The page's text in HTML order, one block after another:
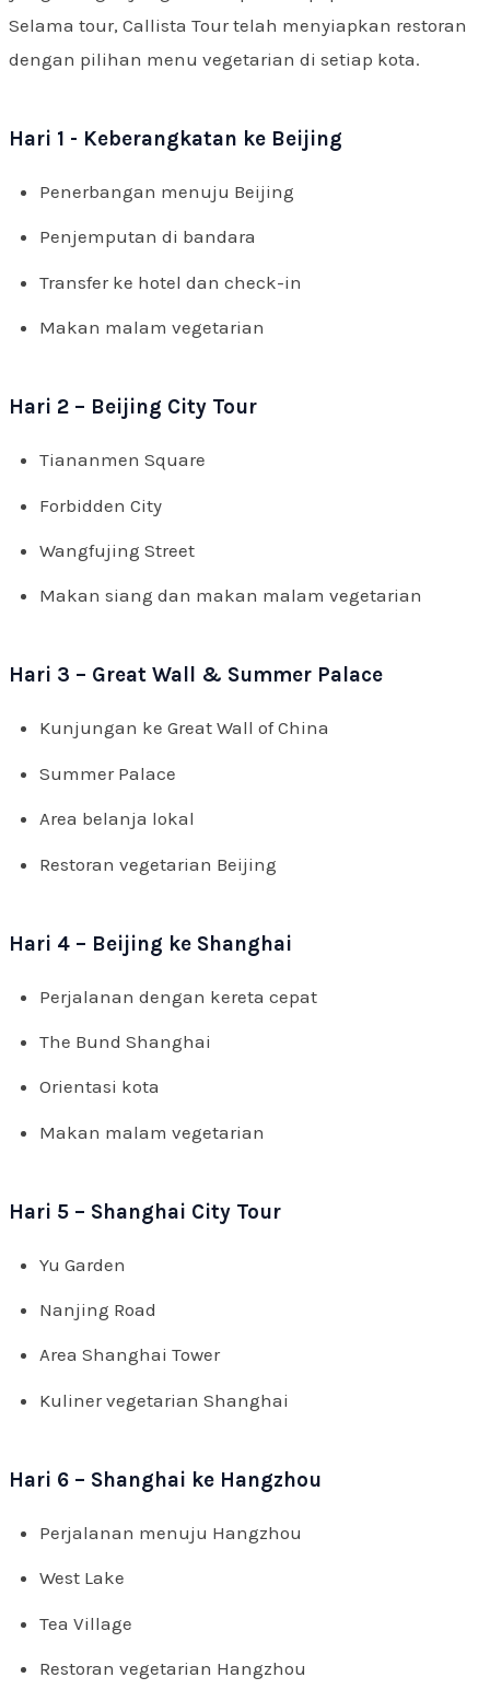
Selama tour, Callista Tour telah menyiapkan restoran
dengan pilihan menu vegetarian di setiap kota.
Hari 1 - Keberangkatan ke Beijing
Penerbangan menuju Beijing
Penjemputan di bandara
Transfer ke hotel dan check-in
Makan malam vegetarian
Hari 2 – Beijing City Tour
Tiananmen Square
Forbidden City
Wangfujing Street
Makan siang dan makan malam vegetarian
Hari 3 – Great Wall & Summer Palace
Kunjungan ke Great Wall of China
Summer Palace
Area belanja lokal
Restoran vegetarian Beijing
Hari 4 – Beijing ke Shanghai
Perjalanan dengan kereta cepat
The Bund Shanghai
Orientasi kota
Makan malam vegetarian
Hari 5 – Shanghai City Tour
Yu Garden
Nanjing Road
Area Shanghai Tower
Kuliner vegetarian Shanghai
Hari 6 – Shanghai ke Hangzhou
Perjalanan menuju Hangzhou
West Lake
Tea Village
Restoran vegetarian Hangzhou